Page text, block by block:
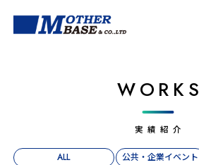
WORKS
実績紹介
ALL 公共・企業イベント